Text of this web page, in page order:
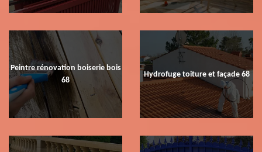
Peintre rénovation boiserie bois
68
Hydrofuge toiture et façade 68